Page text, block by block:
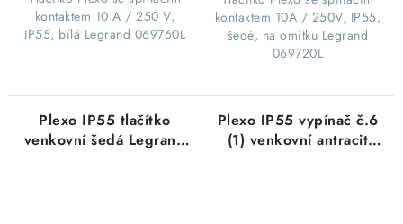
kontaktem 10 A / 250 V,
IP55, bílá Legrand 069760L
kontaktem 10A / 250V, IP55,
šedé, na omítku Legrand
069720L
Plexo IP55 tlačítko
venkovní šedá Legrand
Plexo IP55 vypínač č.6
(1) venkovní antracit